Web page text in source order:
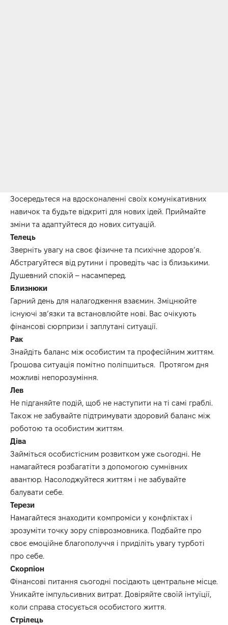
Зосередьтеся на вдосконаленні своїх комунікативних
навичок та будьте відкриті для нових ідей. Приймайте
зміни та адаптуйтеся до нових ситуацій.
Телець
Зверніть увагу на своє фізичне та психічне здоров’я.
Абстрагуйтеся від рутини і проведіть час із близькими.
Душевний спокій – насамперед.
Близнюки
Гарний день для налагодження взаємин. Зміцнюйте
існуючі зв’язки та встановлюйте нові. Вас очікують
фінансові сюрпризи і заплутані ситуації.
Рак
Знайдіть баланс між особистим та професійним життям.
Грошова ситуація помітно поліпшиться. Протягом дня
можливі непорозуміння.
Лев
Не підганяйте подій, щоб не наступити на ті самі граблі.
Також не забувайте підтримувати здоровий баланс між
роботою та особистим життям.
Діва
Займіться особистісним розвитком уже сьогодні. Не
намагайтеся розбагатіти з допомогою сумнівних
авантюр. Насолоджуйтеся життям і не забувайте
балувати себе.
Терези
Намагайтеся знаходити компроміси у конфліктах і
зрозуміти точку зору співрозмовника. Подбайте про
своє емоційне благополуччя і приділіть увагу турботі
про себе.
Скорпіон
Фінансові питання сьогодні посідають центральне місце.
Уникайте імпульсивних витрат. Довіряйте своїй інтуїції,
коли справа стосується особистого життя.
Стрілець